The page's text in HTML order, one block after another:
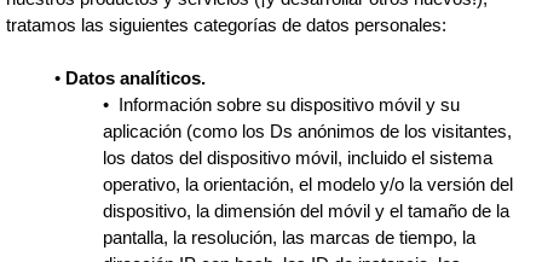
tratamos las siguientes categorías de datos personales:
• Datos analíticos.
• Información sobre su dispositivo móvil y su
aplicación (como los Ds anónimos de los visitantes,
los datos del dispositivo móvil, incluido el sistema
operativo, la orientación, el modelo y/o la versión del
dispositivo, la dimensión del móvil y el tamaño de la
pantalla, la resolución, las marcas de tiempo, la